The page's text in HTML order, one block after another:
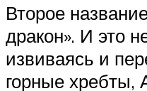
Второе
дракон». И это
извиваясь и
горные хребты,